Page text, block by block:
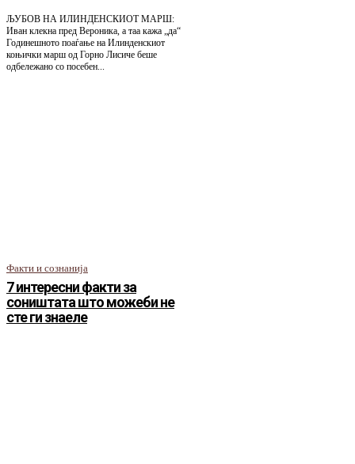
ЉУБОВ НА ИЛИНДЕНСКИОТ МАРШ:
Иван клекна пред Вероника, а таа кажа „да“
Годинешното поаѓање на Илинденскиот
коњички марш од Горно Лисиче беше
одбележано со посебен...
Факти и сознанија
7 интересни факти за
соништата што можеби не
сте ги знаеле